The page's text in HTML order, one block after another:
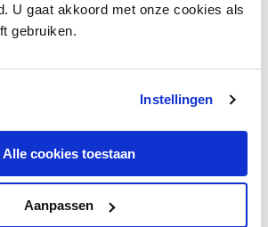
U gaat akkoord met onze cookies als
gebruiken.
Instellingen
Alle cookies toestaan
Aanpassen